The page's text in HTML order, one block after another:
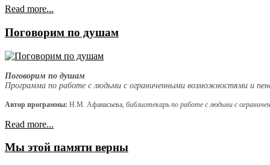
Read more...
Поговорим по душам
Поговорим по душам
Программа по работе с людьми с ограниченными возможностями и
Автор программы: Н.М. Афанасьева, библиотекарь по работе с людьми с
Read more...
Мы этой памяти верны